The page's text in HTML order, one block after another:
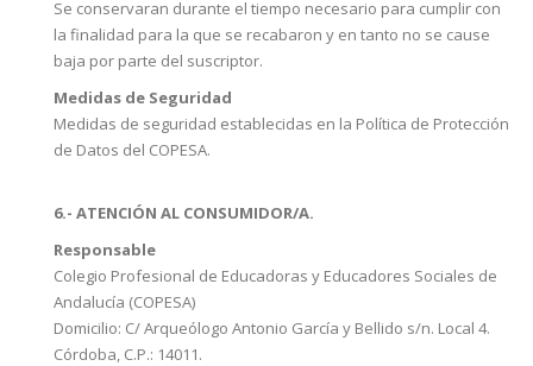
Se conservaran durante el tiempo necesario para cumplir con
la finalidad para la que se recabaron y en tanto no se cause
baja por parte del suscriptor.
Medidas de Seguridad
Medidas de seguridad establecidas en la Política de Protección
de Datos del COPESA.
6.- ATENCIÓN AL CONSUMIDOR/A.
Responsable
Colegio Profesional de Educadoras y Educadores Sociales de
Andalucía (COPESA)
Domicilio: C/ Arqueólogo Antonio García y Bellido s/n. Local 4.
Córdoba, C.P.: 14011.